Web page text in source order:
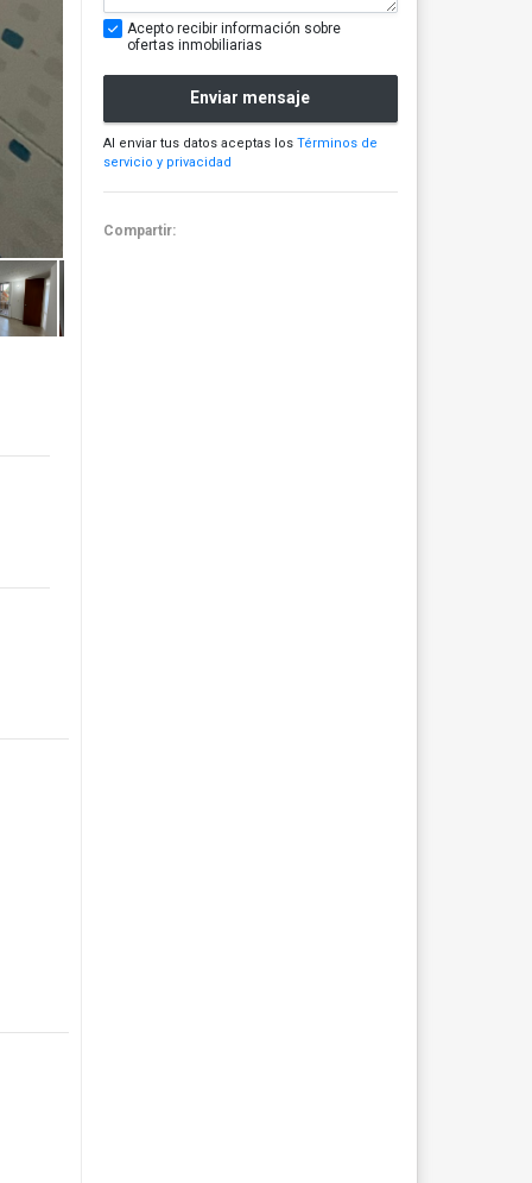
Acepto recibir información sobre
ofertas inmobiliarias
Enviar mensaje
Al enviar tus datos aceptas los Términos de
servicio y privacidad
Compartir: